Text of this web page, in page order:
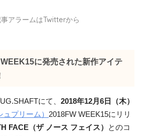
アラームはTwitterから
に発売された新作アイテ
にて、 2018年12月6日（木）
プリーム） 2018FW WEEK15にリリ
FACE（ザ ノース フェイス）
とのコ